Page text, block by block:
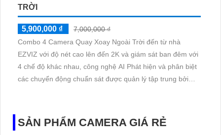
TRỜI
5,900,000 ₫
7,000,000 ₫
Combo 4 Camera Quay Xoay Ngoài Trời đến từ nhà
EZVIZ với độ nét cao lên đến 2K và giám sát ban đêm với
4 chế độ khác nhau, công nghệ AI Phát hiện và phân biệt
các chuyển động chuẩn sát được quản lý tập trung bởi
SẢN PHẨM CAMERA GIÁ RẺ